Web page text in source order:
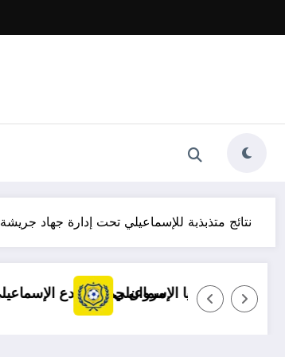
نتائج متذبذبة للإسماعيلي تحت إدارة جهاد جريشة
مروان حمدي
توضيح مهم بشأن قضايا الإسماعيلي